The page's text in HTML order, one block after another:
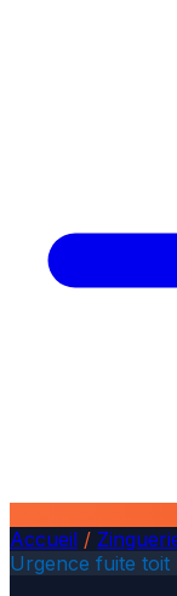
Accueil /
Urgence fuite toit